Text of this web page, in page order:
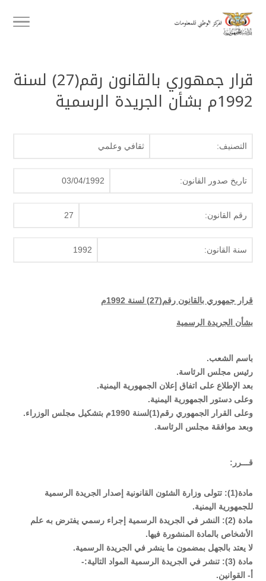
قرار جمهوري بالقانون رقم(27) لسنة
1992م بشأن الجريدة الرسمية
التصنيف: ثقافي وعلمي
تاريخ صدور القانون: 03/04/1992
رقم القانون: 27
سنة القانون: 1992
قرار جمهوري بالقانون رقم(27) لسنة 1992م
بشأن الجريدة الرسمية
باسم الشعب.
رئيس مجلس الرئاسة.
بعد الإطلاع على اتفاق إعلان الجمهورية اليمنية.
وعلى دستور الجمهورية اليمنية.
وعلى القرار الجمهوري رقم(1)لسنة 1990م بتشكيل مجلس الوزراء.
وبعد موافقة مجلس الرئاسة.
قـــرر:
مادة(1): تتولى وزارة الشئون القانونية إصدار الجريدة الرسمية
للجمهورية اليمنية.
مادة (2): النشر في الجريدة الرسمية إجراء رسمي يفترض به علم
الأشخاص بالمادة المنشورة فيها.
لا يعتد بالجهل بمضمون ما ينشر في الجريدة الرسمية.
مادة (3): تنشر في الجريدة الرسمية المواد التالية:-
أ- القوانين.